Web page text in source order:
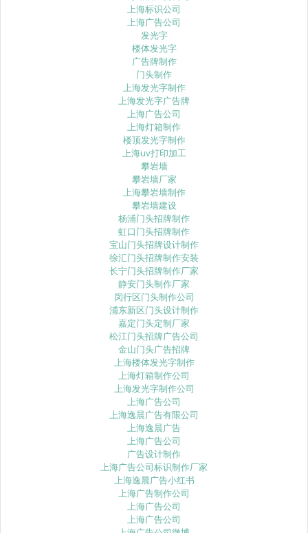
上海标识公司
上海广告公司
发光字
楼体发光字
广告牌制作
门头制作
上海发光字制作
上海发光字广告牌
上海广告公司
上海灯箱制作
楼顶发光字制作
上海uv打印加工
攀岩墙
攀岩墙厂家
上海攀岩墙制作
攀岩墙建设
杨浦门头招牌制作
虹口门头招牌制作
宝山门头招牌设计制作
徐汇门头招牌制作安装
长宁门头招牌制作厂家
静安门头制作厂家
闵行区门头制作公司
浦东新区门头设计制作
嘉定门头定制厂家
松江门头招牌广告公司
金山门头广告招牌
上海楼体发光字制作
上海灯箱制作公司
上海发光字制作公司
上海广告公司
上海逸晨广告有限公司
上海逸晨广告
上海广告公司
广告设计制作
上海广告公司标识制作厂家
上海逸晨广告小红书
上海广告制作公司
上海广告公司
上海广告公司